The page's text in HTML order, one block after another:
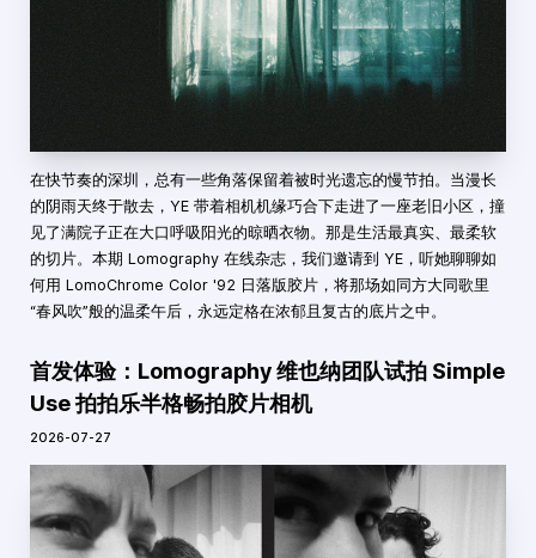
在快节奏的深圳，总有一些角落保留着被时光遗忘的慢节拍。当漫长
的阴雨天终于散去，YE 带着相机机缘巧合下走进了一座老旧小区，撞
见了满院子正在大口呼吸阳光的晾晒衣物。那是生活最真实、最柔软
的切片。本期 Lomography 在线杂志，我们邀请到 YE，听她聊聊如
何用 LomoChrome Color '92 日落版胶片，将那场如同方大同歌里
“春风吹”般的温柔午后，永远定格在浓郁且复古的底片之中。
首发体验：Lomography 维也纳团队试拍 Simple
Use 拍拍乐半格畅拍胶片相机
2026-07-27